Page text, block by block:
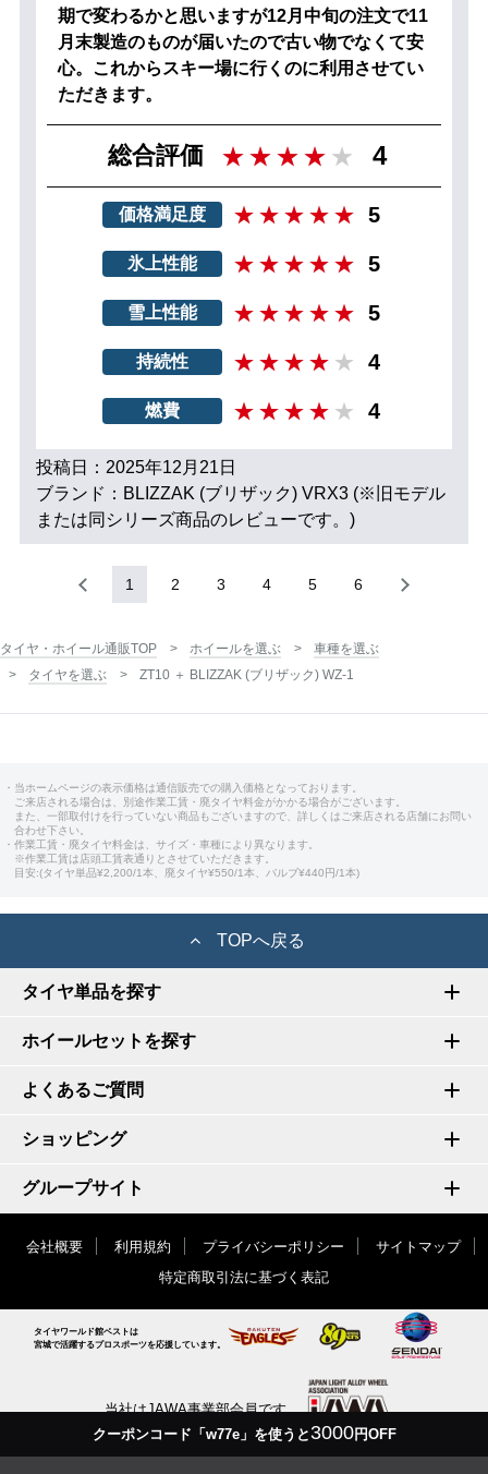
期で変わるかと思いますが12月中旬の注文で11
月末製造のものが届いたので古い物でなくて安
心。これからスキー場に行くのに利用させてい
ただきます。
総合評価 4
価格満足度 5
氷上性能 5
雪上性能 5
持続性 4
燃費 4
投稿日：2025年12月21日
ブランド：BLIZZAK (ブリザック) VRX3 (※旧モデル
または同シリーズ商品のレビューです。)
1 2 3 4 5 6
クーポンコード「w77e」を使うと 3000円OFF
タイヤ・ホイール通販TOP ホイールを選ぶ
車種を選ぶ
タイヤを選ぶ
ZT10 ＋ BLIZZAK (ブリザック) WZ-1
・当ホームページの表示価格は通信販売での購入価格となっております。
ご来店される場合は、別途作業工賃・廃タイヤ料金がかかる場合がございます。
また、一部取付けを行っていない商品もございますので、詳しくはご来店される店舗にお問い
合わせ下さい。
・作業工賃・廃タイヤ料金は、サイズ・車種により異なります。
※作業工賃は店頭工賃表通りとさせていただきます。
目安:(タイヤ単品¥2,200/1本、廃タイヤ¥550/1本、バルブ¥440円/1本)
TOPへ戻る
タイヤ単品を探す
ホイールセットを探す
よくあるご質問
ショッピング
グループサイト
会社概要 利用規約 プライバシーポリシー
サイトマップ
特定商取引法に基づく表記
タイヤワールド館ベストは
宮城で活躍するプロスポーツを応援しています。
当社はJAWA事業部会員です